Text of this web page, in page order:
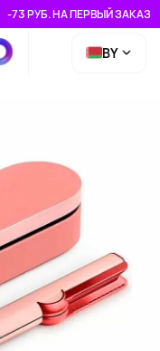
-73 РУБ. НА ПЕРВЫЙ ЗАКАЗ
BY